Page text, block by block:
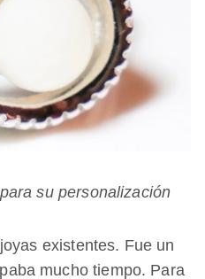
su personalización
existentes. Fue un
mucho tiempo. Para